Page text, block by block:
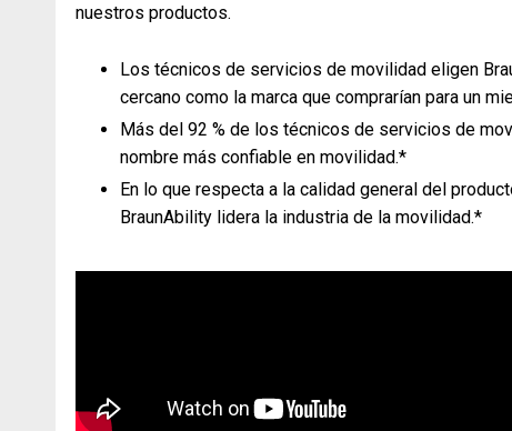
nuestros productos.
Los técnicos de servicios de movilidad eligen
cercano como la marca que comprarían para un
Más del 92 % de los técnicos de servicios de
nombre más confiable en movilidad.*
En lo que respecta a la calidad general del
BraunAbility lidera la industria de la movilidad.*